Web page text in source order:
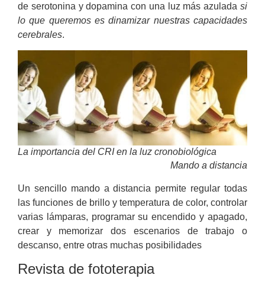
de serotonina y dopamina con una luz más azulada si
lo que queremos es dinamizar nuestras capacidades
cerebrales.
La importancia del CRI en la luz cronobiológica
Mando a distancia
Un sencillo mando a distancia permite regular todas
las funciones de brillo y temperatura de color, controlar
varias lámparas, programar su encendido y apagado,
crear y memorizar dos escenarios de trabajo o
descanso, entre otras muchas posibilidades
Revista de fototerapia